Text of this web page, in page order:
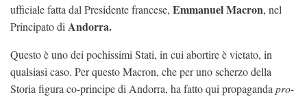
ufficiale fatta dal Presidente francese, Emmanuel Macron, nel
Principato di Andorra.
Questo è uno dei pochissimi Stati, in cui abortire è vietato, in
qualsiasi caso. Per questo Macron, che per uno scherzo della
Storia figura co-principe di Andorra, ha fatto qui propaganda pro-